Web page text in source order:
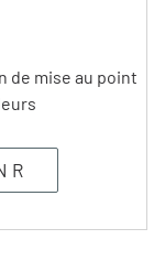
de mise au point
R